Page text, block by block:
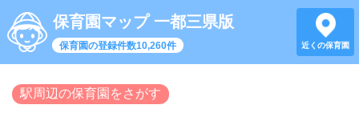
保育園マップ 一都三県版
保育園の登録件数10,260件 近くの保育園
駅周辺の保育園をさがす